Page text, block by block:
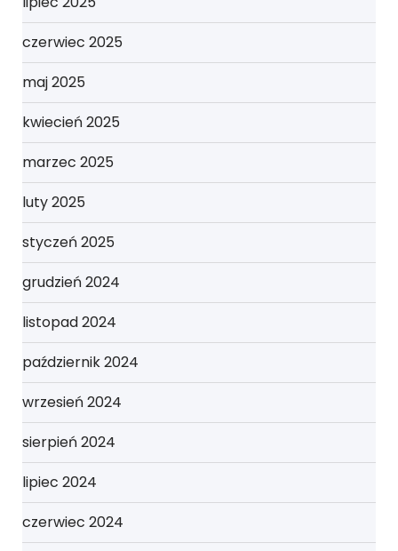
czerwiec 2025
maj 2025
kwiecień 2025
marzec 2025
luty 2025
styczeń 2025
grudzień 2024
listopad 2024
październik 2024
wrzesień 2024
sierpień 2024
lipiec 2024
czerwiec 2024